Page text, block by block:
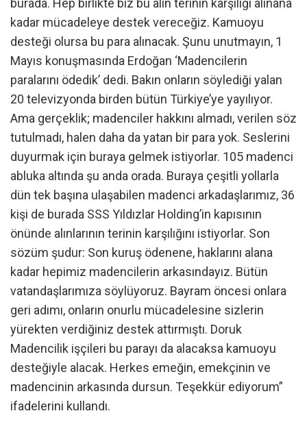
kadar mücadeleye destek vereceğiz. Kamuoyu
desteği olursa bu para alınacak. Şunu unutmayın, 1
Mayıs konuşmasında Erdoğan ‘Madencilerin
paralarını ödedik’ dedi. Bakın onların söylediği yalan
20 televizyonda birden bütün Türkiye’ye yayılıyor.
Ama gerçeklik; madenciler hakkını almadı, verilen söz
tutulmadı, halen daha da yatan bir para yok. Seslerini
duyurmak için buraya gelmek istiyorlar. 105 madenci
abluka altında şu anda orada. Buraya çeşitli yollarla
dün tek başına ulaşabilen madenci arkadaşlarımız, 36
kişi de burada SSS Yıldızlar Holding’in kapısının
önünde alınlarının terinin karşılığını istiyorlar. Son
sözüm şudur: Son kuruş ödenene, haklarını alana
kadar hepimiz madencilerin arkasındayız. Bütün
vatandaşlarımıza söylüyoruz. Bayram öncesi onlara
geri adımı, onların onurlu mücadelesine sizlerin
yürekten verdiğiniz destek attırmıştı. Doruk
Madencilik işçileri bu parayı da alacaksa kamuoyu
desteğiyle alacak. Herkes emeğin, emekçinin ve
madencinin arkasında dursun. Teşekkür ediyorum”
ifadelerini kullandı.